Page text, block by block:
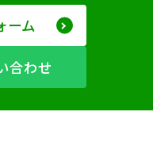
ーム
合わせ